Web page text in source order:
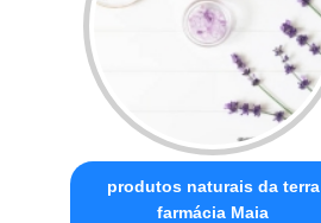
produtos naturais da terra
farmácia Maia